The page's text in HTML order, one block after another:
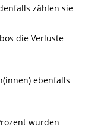
zählen sie
die Verluste
ebenfalls
wurden